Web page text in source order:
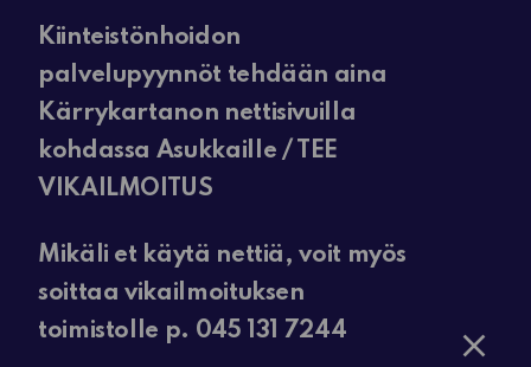
Kiinteistönhoidon
palvelupyynnöt tehdään aina
Kärrykartanon nettisivuilla
kohdassa Asukkaille / TEE
VIKAILMOITUS
Mikäli et käytä nettiä, voit myös
soittaa vikailmoituksen
toimistolle p. 045 131 7244